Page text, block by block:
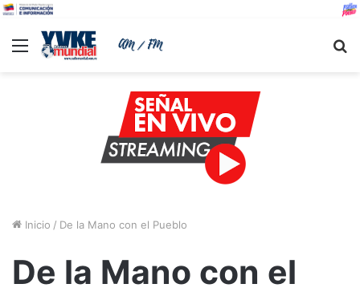
Menu
Inicio / De la Mano con el Pueblo
De la Mano con el